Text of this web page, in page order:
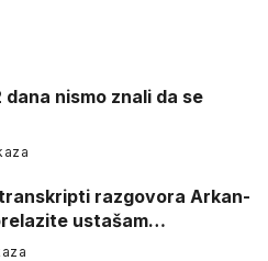
nismo znali da se
razgovora Arkan-
ustašam…